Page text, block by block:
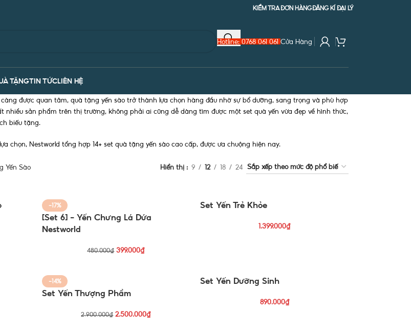
KIỂM TRA ĐƠN HÀNG ĐĂNG KÍ ĐẠI LÝ
Hotline: 0768 061 061 Cửa Hàng
TẶNGTIN TỨC LIÊN HỆ
được quan tâm, quà tặng yến sào trở thành lựa chọn hàng đầu nhờ sự bổ dưỡng, sang trọng và phù hợp
nhiều sản phẩm trên thị trường, không phải ai cũng dễ dàng tìm được một set quà yến vừa đẹp về hình thức,
biếu tặng.
chọn, Nestworld tổng hợp 14+ set quà tặng yến sào cao cấp, được ưa chuộng hiện nay.
Yến Sào Hiển thị 9 12 18 24
-17%
[Set 6] – Yến Chưng Lá Dứa
Nestworld
480.000₫ 399.000₫
Set Yến Trẻ Khỏe
1.399.000₫
-14%
Set Yến Thượng Phẩm
2.900.000₫ 2.500.000₫
Set Yến Dưỡng Sinh
890.000₫